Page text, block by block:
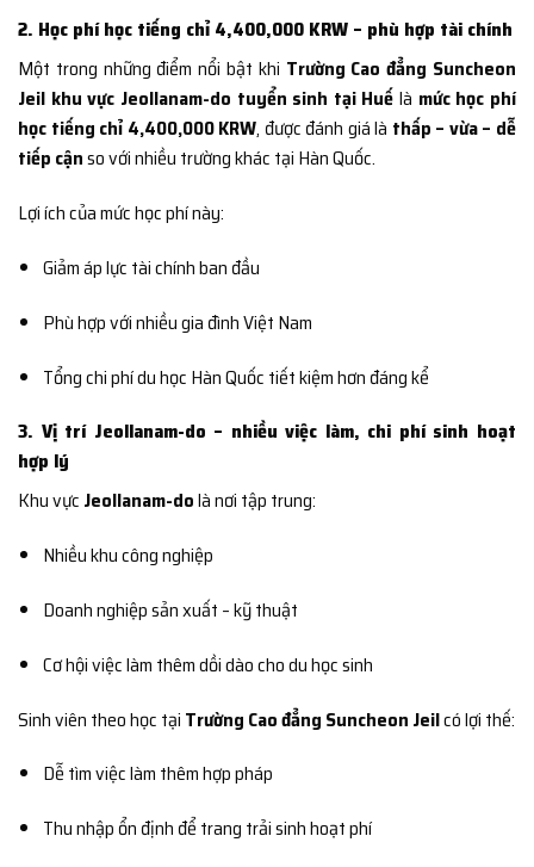
2. Học phí học tiếng chỉ 4,400,000 KRW – phù hợp tài chính
Một trong những điểm nổi bật khi Trường Cao đẳng Suncheon
Jeil khu vực Jeollanam-do tuyển sinh tại Huế là mức học phí
học tiếng chỉ 4,400,000 KRW, được đánh giá là thấp – vừa – dễ
tiếp cậnso với nhiều trường khác tại Hàn Quốc.
Lợi ích của mức học phí này:
Giảm áp lực tài chính ban đầu
Phù hợp với nhiều gia đình Việt Nam
Tổng chi phí du học Hàn Quốc tiết kiệm hơn đáng kể
3. Vị trí Jeollanam-do – nhiều việc làm, chi phí sinh hoạt
hợp lý
Khu vực Jeollanam-dolà nơi tập trung:
Nhiều khu công nghiệp
Doanh nghiệp sản xuất – kỹ thuật
Cơ hội việc làm thêm dồi dào cho du học sinh
Sinh viên theo học tại Trường Cao đẳng Suncheon Jeilcó lợi thế:
Dễ tìm việc làm thêm hợp pháp
Thu nhập ổn định để trang trải sinh hoạt phí